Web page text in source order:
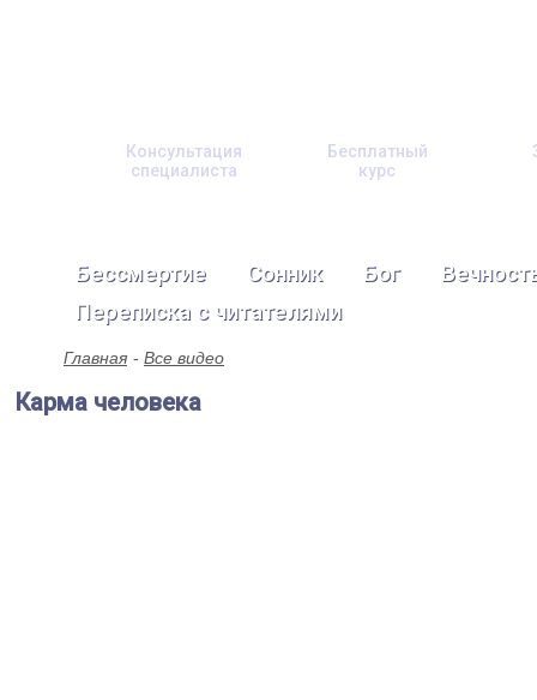
Консультация
специалиста
Бесплатный
курс
Бессмертие Сонник Бог
Переписка с читателями
Главная Все видео
Карма человека